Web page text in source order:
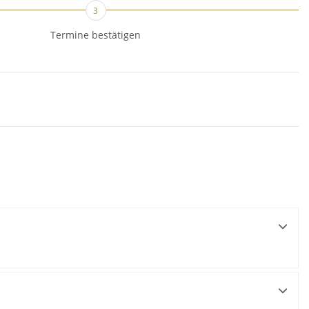
3
Termine bestätigen